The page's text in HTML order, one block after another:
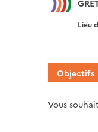
Lieu
Objectifs
Vous